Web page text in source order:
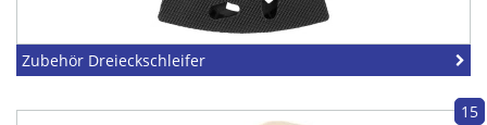
Zubehör Dreieckschleifer
15